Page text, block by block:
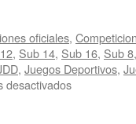
oficiales,
, Sub 14, Sub 16, Sub 8
, Juegos Deportivos,
desactivadosen